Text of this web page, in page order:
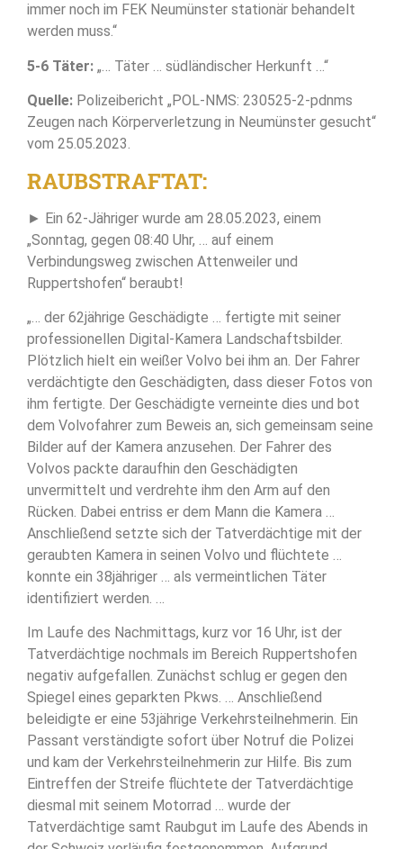
immer noch im FEK Neumünster stationär behandelt
werden muss.“
5-6 Täter: „… Täter … südländischer Herkunft …“
Quelle: Polizeibericht „POL-NMS: 230525-2-pdnms
Zeugen nach Körperverletzung in Neumünster gesucht“
vom 25.05.2023.
RAUBSTRAFTAT:
► Ein 62-Jähriger wurde am 28.05.2023, einem
„Sonntag, gegen 08:40 Uhr, … auf einem
Verbindungsweg zwischen Attenweiler und
Ruppertshofen“ beraubt!
„… der 62jährige Geschädigte … fertigte mit seiner
professionellen Digital-Kamera Landschaftsbilder.
Plötzlich hielt ein weißer Volvo bei ihm an. Der Fahrer
verdächtigte den Geschädigten, dass dieser Fotos von
ihm fertigte. Der Geschädigte verneinte dies und bot
dem Volvofahrer zum Beweis an, sich gemeinsam seine
Bilder auf der Kamera anzusehen. Der Fahrer des
Volvos packte daraufhin den Geschädigten
unvermittelt und verdrehte ihm den Arm auf den
Rücken. Dabei entriss er dem Mann die Kamera …
Anschließend setzte sich der Tatverdächtige mit der
geraubten Kamera in seinen Volvo und flüchtete …
konnte ein 38jähriger … als vermeintlichen Täter
identifiziert werden. …
Im Laufe des Nachmittags, kurz vor 16 Uhr, ist der
Tatverdächtige nochmals im Bereich Ruppertshofen
negativ aufgefallen. Zunächst schlug er gegen den
Spiegel eines geparkten Pkws. … Anschließend
beleidigte er eine 53jährige Verkehrsteilnehmerin. Ein
Passant verständigte sofort über Notruf die Polizei
und kam der Verkehrsteilnehmerin zur Hilfe. Bis zum
Eintreffen der Streife flüchtete der Tatverdächtige
diesmal mit seinem Motorrad … wurde der
Tatverdächtige samt Raubgut im Laufe des Abends in